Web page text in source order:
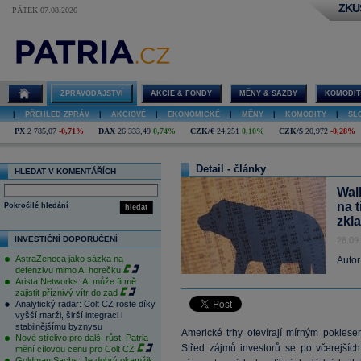
PÁTEK 07.08.2026
ZPRAVODAJSTVÍ AKCIE & FONDY MĚNY & SAZBY
PŘEHLED ZPRÁV AKCIOVÉ EKONOMICKÉ MĚNY KOMODITY
PX 2 785,07 -0,71% DAX 26 333,49 0,74% CZK/€ 24,251 0,10% CZK/$ 20,972 -0,28%
HLEDAT V KOMENTÁŘÍCH
hledat
Pokročilé hledání
INVESTIČNÍ DOPORUČENÍ
AstraZeneca jako sázka na
defenzivu mimo AI horečku
Arista Networks: AI může firmě
zajistit příznivý vítr do zad
Analytický radar: Colt CZ roste díky
vyšší marži, širší integraci i
stabilnějšímu byznysu
Nové střelivo pro další růst. Patria
mění cílovou cenu pro Colt CZ
Detail - články
na
Americké trhy otevírají mírným
Střed zájmů investorů se po